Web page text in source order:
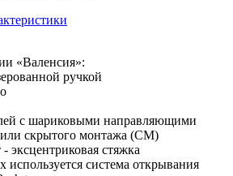
«Валенсия»:
ручкой
с шариковыми направляющими
скрытого монтажа (СМ)
стяжка
используется система открывания